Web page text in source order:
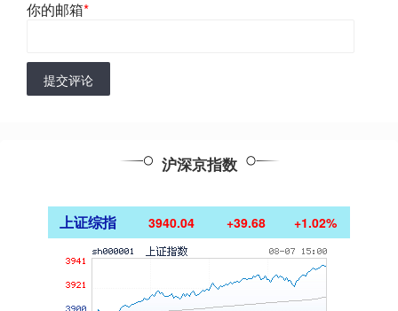
你的邮箱*
提交评论
沪深京指数
上证综指 3940.04 +39.68 +1.02%